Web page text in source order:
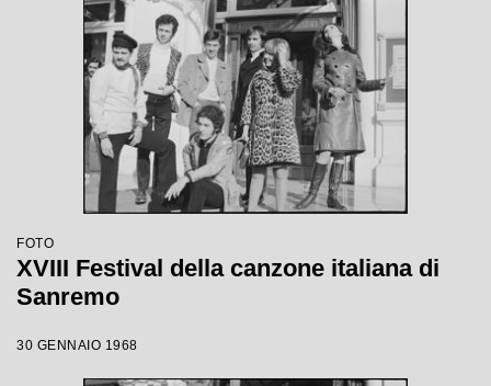
FOTO
XVIII Festival della canzone italiana di
Sanremo
30 GENNAIO 1968